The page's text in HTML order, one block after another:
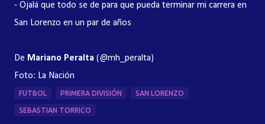
- Ojalá que todo se de para que pueda terminar mi carrera en
San Lorenzo en un par de años
De Mariano Peralta (@mh_peralta)
Foto: La Nación
FUTBOL PRIMERA DIVISIÓN SAN LORENZO
SEBASTIAN TORRICO